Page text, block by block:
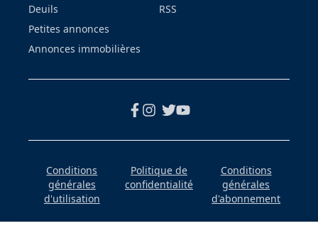
Deuils
Petites annonces
Annonces immobilières
RSS
Conditions
générales
d'utilisation
Politique de
confidentialité
Conditions
générales
d'abonnement